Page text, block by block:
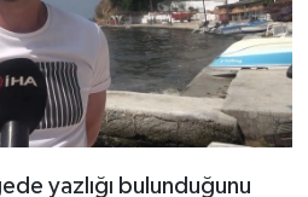
yazlığı bulunduğunu